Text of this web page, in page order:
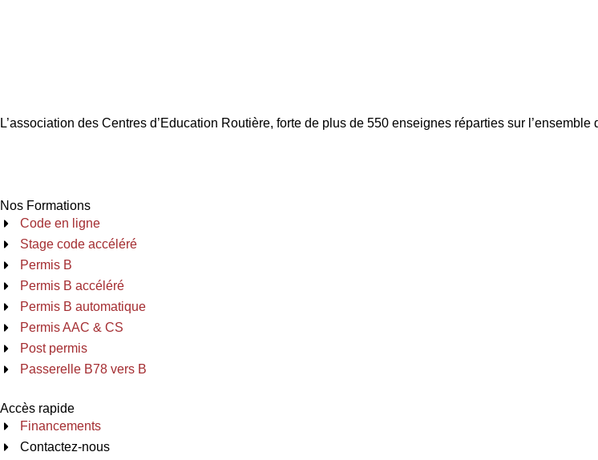
L’association des Centres d’Education Routière, forte de plus de 550 enseignes réparties sur
Nos Formations
Code en ligne
Stage code accéléré
Permis B
Permis B accéléré
Permis B automatique
Permis AAC & CS
Post permis
Passerelle B78 vers B
Accès rapide ​
Financements
Contactez-nous